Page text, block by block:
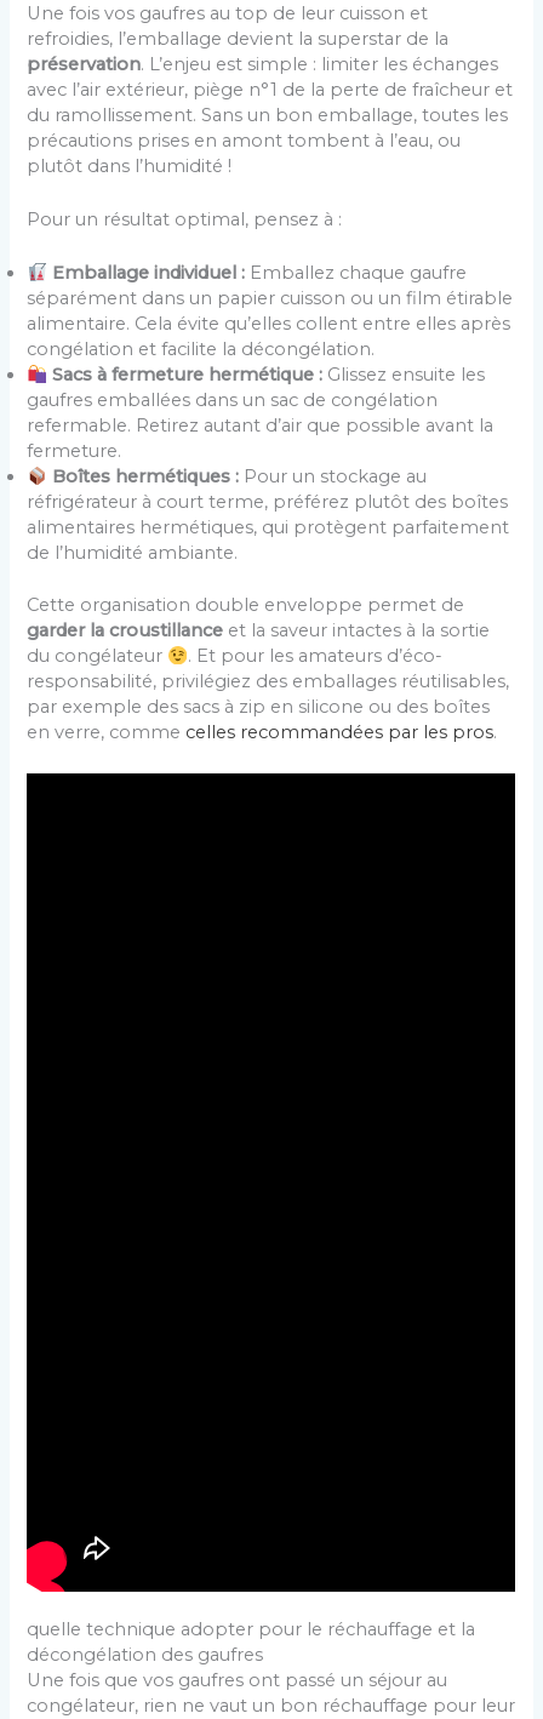
Une fois vos gaufres au top de leur cuisson et
refroidies, l’emballage devient la superstar de la
préservation. L’enjeu est simple : limiter les échanges
avec l’air extérieur, piège n°1 de la perte de fraîcheur et
du ramollissement. Sans un bon emballage, toutes les
précautions prises en amont tombent à l’eau, ou
plutôt dans l’humidité !
Pour un résultat optimal, pensez à :
Emballage individuel : Emballez chaque gaufre
séparément dans un papier cuisson ou un film étirable
alimentaire. Cela évite qu’elles collent entre elles après
congélation et facilite la décongélation.
Sacs à fermeture hermétique : Glissez ensuite les
gaufres emballées dans un sac de congélation
refermable. Retirez autant d’air que possible avant la
fermeture.
Boîtes hermétiques : Pour un stockage au
réfrigérateur à court terme, préférez plutôt des boîtes
alimentaires hermétiques, qui protègent parfaitement
de l’humidité ambiante.
Cette organisation double enveloppe permet de
garder la croustillance et la saveur intactes à la sortie
du congélateur
. Et pour les amateurs d’éco-
responsabilité, privilégiez des emballages réutilisables,
par exemple des sacs à zip en silicone ou des boîtes
en verre, comme celles recommandées par les pros.
quelle technique adopter pour le réchauffage et la
décongélation des gaufres
Une fois que vos gaufres ont passé un séjour au
congélateur, rien ne vaut un bon réchauffage pour leur